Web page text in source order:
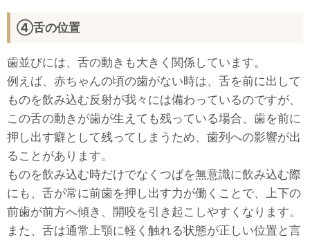
④舌の位置
歯並びには、舌の動きも大きく関係しています。
例えば、赤ちゃんの頃の歯がない時は、舌を前に出して
ものを飲み込む反射が我々には備わっているのですが、
この舌の動きが歯が生えても残っている場合、歯を前に
押し出す癖として残ってしまうため、歯列への影響が出
ることがあります。
ものを飲み込む時だけでなくつばを無意識に飲み込む際
にも、舌が常に前歯を押し出す力が働くことで、上下の
前歯が前方へ傾き、開咬を引き起こしやすくなります。
また、舌は通常上顎に軽く触れる状態が正しい位置と言